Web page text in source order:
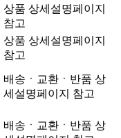
상품 상세설명페이지
참고
상품 상세설명페이지
참고
배송ㆍ교환ㆍ반품 상
세설명페이지 참고
배송ㆍ교환ㆍ반품 상